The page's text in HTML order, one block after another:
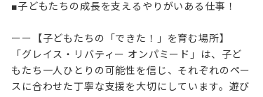
■子どもたちの成長を支えるやりがいある仕事！
ーー【子どもたちの「できた！」を育む場所】
「グレイス・リバティー オンパミード」は、子ど
もたち一人ひとりの可能性を信じ、それぞれのペー
スに合わせた丁寧な支援を大切にしています。遊び